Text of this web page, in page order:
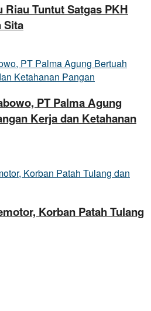
Riau Tuntut Satgas PKH
Sita
PT Palma Agung
Kerja dan Ketahanan
Korban Patah Tulang